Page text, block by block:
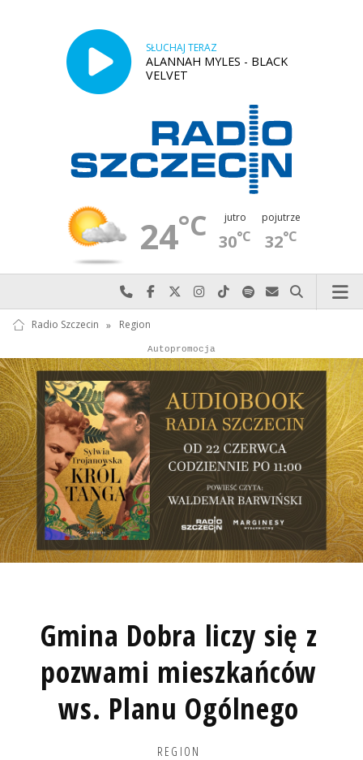
SŁUCHAJ TERAZ
ALANNAH MYLES - BLACK
VELVET
24°C jutro
30°C
pojutrze
32°C
Najlepiej po prostu do nas zadzwoń
Odwiedź nas na Facebook-u
Odwiedź nas na X
Odwiedź nas na Instagram-ie
Odwiedź nas na TikTok-u
Szukaj nas na Spotify
Wyślij do nas
Szukaj
Radio Szczecin » Region
Reklama
Autopromocja
Gmina Dobra liczy się z
pozwami mieszkańców
ws. Planu Ogólnego
REGION